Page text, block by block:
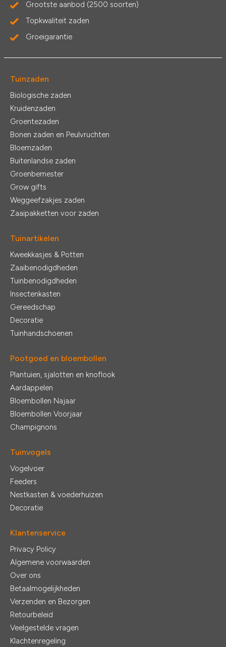
Grootste aanbod (2500 soorten)
Topkwaliteit zaden
Groeigarantie
Tuinzaden
Biologische zaden
Kruidenzaden
Groentezaden
Bonen zaden en Peulvruchten
Bloemzaden
Buitenlandse zaden
Groenbemester
Grow gifts
Weggeefzakjes zaden
Zaaipakketten voor zaden
Tuinartikelen
Kweekkasjes & Potten
Zaaibenodigdheden
Tuinbenodigdheden
Insectenkasten
Gereedschap
Decoratie
Tuinhandschoenen
Pootgoed en bloembollen
Plantuien, sjalotten en knoflook
Aardappelen
Bloembollen Najaar
Bloembollen Voorjaar
Champignons
Tuinvogels
Vogelvoer
Feeders
Nestkasten & voederhuizen
Decoratie
Klantenservice
Privacy Policy
Algemene voorwaarden
Over ons
Betaalmogelijkheden
Verzenden en Bezorgen
Retourbeleid
Veelgestelde vragen
Klachtenregeling